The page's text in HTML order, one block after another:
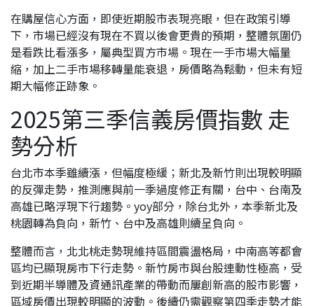
在購屋信心方面，即使近期股市表現亮眼，但在政策引導
下，市場已經沒有現在不買以後會更貴的預期，整體氛圍仍
是看跌比看漲多，屬典型買方市場。現在一手市場大幅量
縮，加上二手市場移轉量能衰退，房價略為鬆動，但未有短
期大幅修正跡象。
2025第三季信義房價指數 走
勢分析
台北市本季雖續漲，但幅度極緩；新北及新竹則出現較明顯
的反彈走勢，推測應與前一季過度修正有關，台中、台南及
高雄已略浮現下行趨勢。yoy部分，除台北外，本季新北及
桃園轉為負向，新竹、台中及高雄則續呈負向。
整體而言，北北桃走勢現維持區間震盪格局，中南高等都會
區均已顯現房市下行走勢。新竹房市與台股連動性極高，受
到近期半導體及資通訊產業的帶動而屢創新高的股市影響，
區域房價出現較明顯的波動。後續仍需觀察第四季走勢才能